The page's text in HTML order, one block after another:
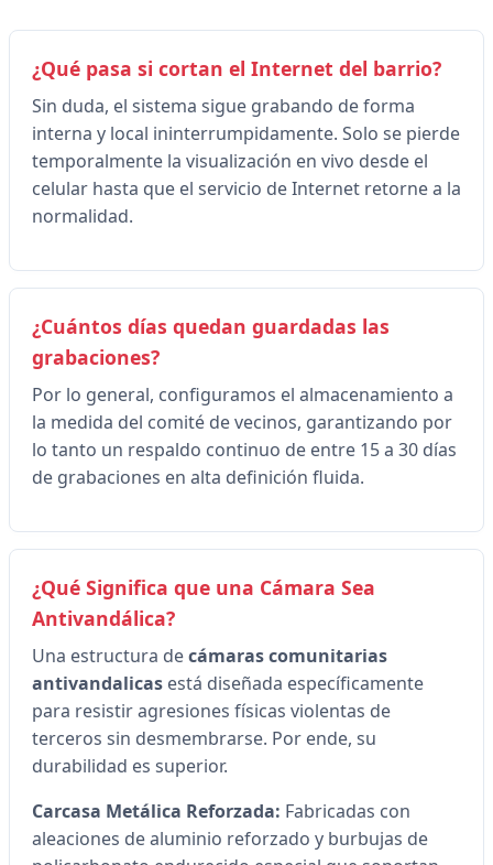
¿Qué pasa si cortan el Internet del barrio?
Sin duda, el sistema sigue grabando de forma
interna y local ininterrumpidamente. Solo se pierde
temporalmente la visualización en vivo desde el
celular hasta que el servicio de Internet retorne a la
normalidad.
¿Cuántos días quedan guardadas las
grabaciones?
Por lo general, configuramos el almacenamiento a
la medida del comité de vecinos, garantizando por
lo tanto un respaldo continuo de entre 15 a 30 días
de grabaciones en alta definición fluida.
¿Qué Significa que una Cámara Sea
Antivandálica?
Una estructura decámaras comunitarias
antivandalicas está diseñada específicamente
para resistir agresiones físicas violentas de
terceros sin desmembrarse. Por ende, su
durabilidad es superior.
Carcasa Metálica Reforzada: Fabricadas con
aleaciones de aluminio reforzado y burbujas de